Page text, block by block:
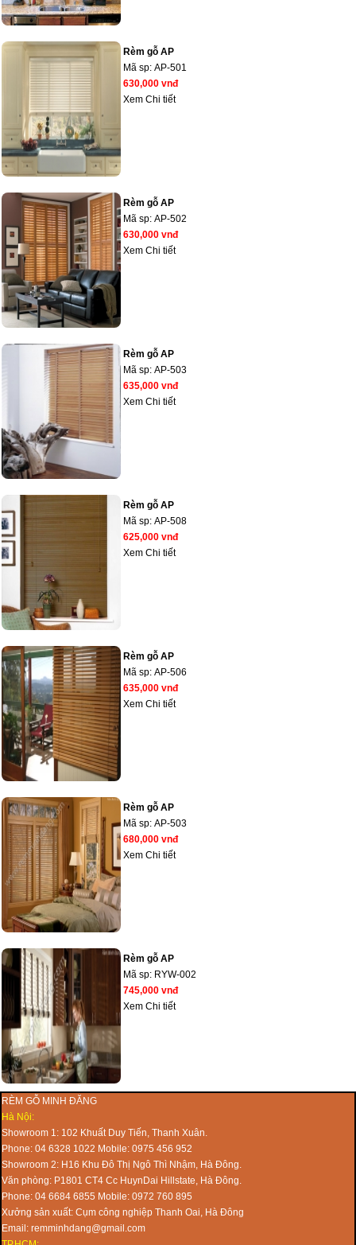
Rèm gỗ AP
Mã sp: AP-501
630,000 vnđ
Xem Chi tiết
Rèm gỗ AP
Mã sp: AP-502
630,000 vnđ
Xem Chi tiết
Rèm gỗ AP
Mã sp: AP-503
635,000 vnđ
Xem Chi tiết
Rèm gỗ AP
Mã sp: AP-508
625,000 vnđ
Xem Chi tiết
Rèm gỗ AP
Mã sp: AP-506
635,000 vnđ
Xem Chi tiết
Rèm gỗ AP
Mã sp: AP-503
680,000 vnđ
Xem Chi tiết
Rèm gỗ AP
Mã sp: RYW-002
745,000 vnđ
Xem Chi tiết
RÈM GỖ MINH ĐĂNG
Hà Nội:
Showroom 1: 102 Khuất Duy Tiến, Thanh Xuân.
Phone: 04 6328 1022 Mobile: 0975 456 952
Showroom 2: H16 Khu Đô Thị Ngô Thì Nhậm, Hà Đông.
Văn phòng: P1801 CT4 Cc HuynDai Hillstate, Hà Đông.
Phone: 04 6684 6855 Mobile: 0972 760 895
Xưởng sản xuất: Cụm công nghiệp Thanh Oai, Hà Đông
Email: remminhdang@gmail.com